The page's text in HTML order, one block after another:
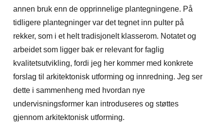
annen bruk enn de opprinnelige plantegningene. På
tidligere plantegninger var det tegnet inn pulter på
rekker, som i et helt tradisjonelt klasserom. Notatet og
arbeidet som ligger bak er relevant for faglig
kvalitetsutvikling, fordi jeg her kommer med konkrete
forslag til arkitektonisk utforming og innredning. Jeg ser
dette i sammenheng med hvordan nye
undervisningsformer kan introduseres og støttes
gjennom arkitektonisk utforming.